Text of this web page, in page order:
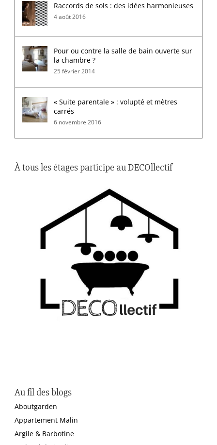
Raccords de sols : des idées harmonieuses
4 août 2016
Pour ou contre la salle de bain ouverte sur
la chambre ?
25 février 2014
« Suite parentale » : volupté et mètres
carrés
6 novembre 2016
À tous les étages participe au DECOllectif
Au fil des blogs
Aboutgarden
Appartement Malin
Argile & Barbotine